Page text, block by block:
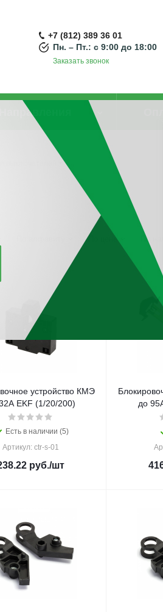
+7 (812) 389 36 01
Пн. – Пт.: с 9:00 до 18:00
Заказать звонок
Направления
выключателей
По цене По
устройство КМЭ
EKF (1/20/200)
Есть в наличии (5)
Артикул: ctr-s-01
руб./шт
до